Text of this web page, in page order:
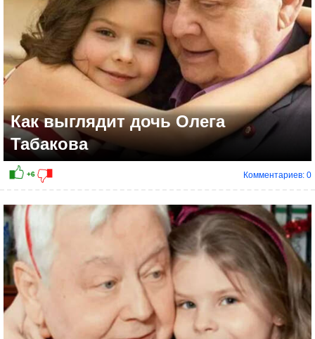
Как выглядит дочь Олега
Табакова
Комментариев: 0